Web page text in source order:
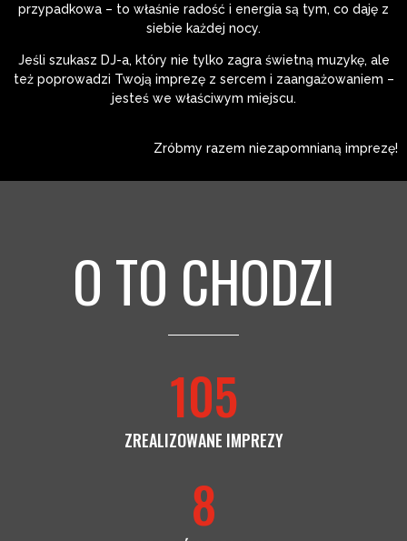
przypadkowa – to właśnie radość i energia są tym, co daję z
siebie każdej nocy.
Jeśli szukasz DJ-a, który nie tylko zagra świetną muzykę, ale
też poprowadzi Twoją imprezę z sercem i zaangażowaniem –
jesteś we właściwym miejscu.
Zróbmy razem niezapomnianą imprezę!
O TO CHODZI
ZREALIZOWANE IMPREZY
105
8